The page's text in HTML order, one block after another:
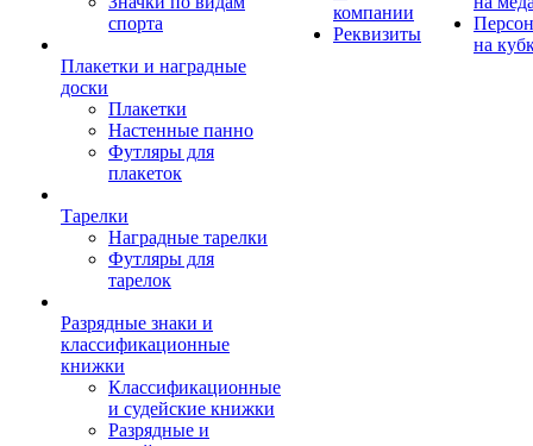
спорта
Плакетки и наградные
доски
Плакетки
Настенные панно
Футляры для
плакеток
Тарелки
Наградные тарелки
Футляры для
тарелок
Разрядные знаки и
классификационные
книжки
Классификационные
и судейские книжки
Разрядные и
компании
Реквизиты
на